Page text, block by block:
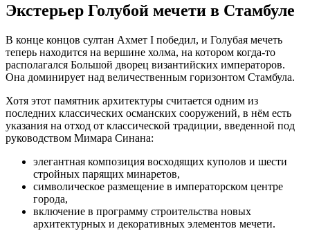
Экстерьер Голубой мечети в Стамбуле
В конце концов султан Ахмет I победил, и Голубая мечеть
теперь находится на вершине холма, на котором когда-то
располагался Большой дворец византийских императоров.
Она доминирует над величественным горизонтом Стамбула.
Хотя этот памятник архитектуры считается одним из
последних классических османских сооружений, в нём есть
указания на отход от классической традиции, введенной под
руководством Мимара Синана:
элегантная композиция восходящих куполов и шести
стройных парящих минаретов,
символическое размещение в императорском центре
города,
включение в программу строительства новых
архитектурных и декоративных элементов мечети.